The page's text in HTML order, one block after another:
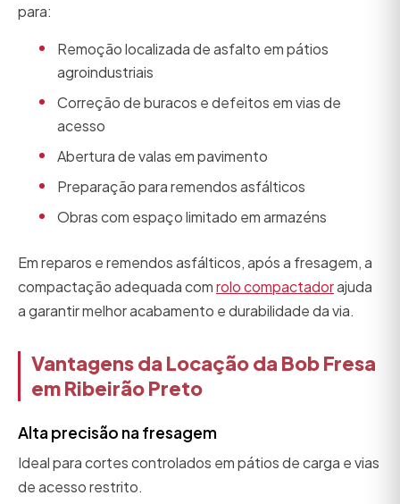
para:
Remoção localizada de asfalto em pátios
agroindustriais
Correção de buracos e defeitos em vias de
acesso
Abertura de valas em pavimento
Preparação para remendos asfálticos
Obras com espaço limitado em armazéns
Em reparos e remendos asfálticos, após a fresagem, a
compactação adequada comrolo compactadorajuda
a garantir melhor acabamento e durabilidade da via.
Vantagens da Locação da Bob Fresa
em Ribeirão Preto
Alta precisão na fresagem
Ideal para cortes controlados em pátios de carga e vias
de acesso restrito.